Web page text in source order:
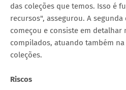
das coleções que temos. Isso é
recursos", assegurou. A
começou e consiste em detalhar
compilados, atuando também
coleções.
Riscos